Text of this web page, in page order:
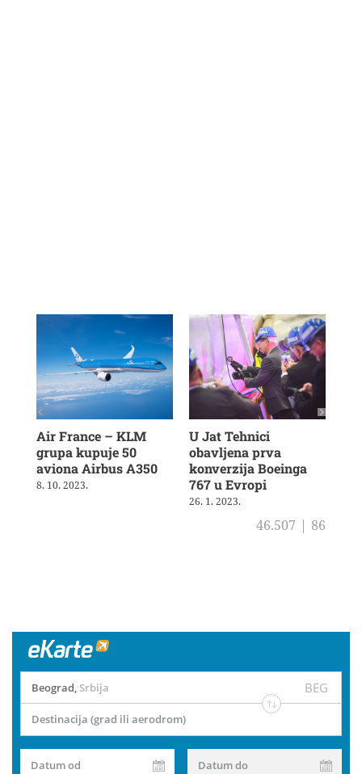
Air France – KLM
grupa kupuje 50
aviona Airbus A350
8. 10. 2023.
U Jat Tehnici
obavljena prva
konverzija Boeinga
767 u Evropi
26. 1. 2023.
46.507 | 86
Beograd, Srbija BEG
Destinacija (grad ili aerodrom)
Datum od Datum do